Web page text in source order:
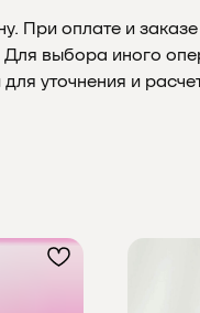
При оплате и
выбора иного
уточнения и